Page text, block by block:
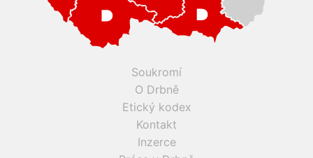
Soukromí
O Drbně
Etický kodex
Kontakt
Inzerce